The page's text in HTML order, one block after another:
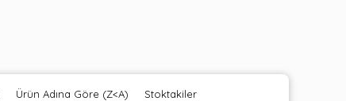
Ürün Adına Göre (Z<A) Stoktakiler